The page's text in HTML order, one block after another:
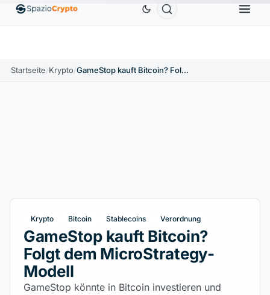
EthereumETH1.880,58 $ Tether USDT0,9991 $ BNBBNB
Startseite/Krypto/ GameStop kauft Bitcoin? Folgt dem MicroStrategy-Modell
Krypto Bitcoin Stablecoins Verordnung
GameStop kauft Bitcoin?
Folgt dem MicroStrategy-
Modell
GameStop könnte in Bitcoin investieren und